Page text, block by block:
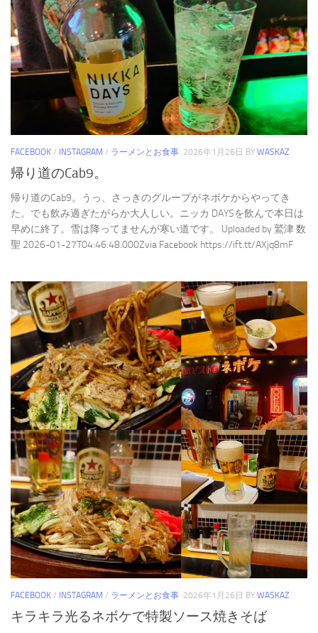
FACEBOOK / INSTAGRAM / ラーメンとお食事 2026年1月26日 BY WASKAZ
帰り道のCab9。
帰り道のCab9。うっ、さっきのグループがネボケからやってき
た。でも飲み過ぎたがらか大人しい。ニッカ DAYSを飲んで本日は
早めに終了。雪は降ってませんが寒い道です。 Uploaded by 鷲津 数
聖 2026-01-27T04:46:48.000Zvia Facebook https://ift.tt/AXjq8mF
FACEBOOK / INSTAGRAM / ラーメンとお食事 2026年1月26日 BY WASKAZ
キラキラ光るネボケで特製ソース焼きそば